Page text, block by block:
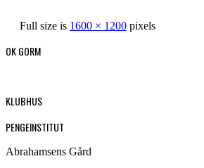
Full size is 1600 × 1200 pixels
OK GORM
KLUBHUS
PENGEINSTITUT
Abrahamsens Gård